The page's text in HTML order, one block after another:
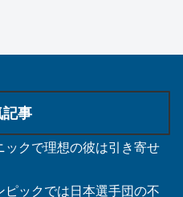
事
ックで理想の彼は引き寄せ
ピックでは日本選手団の不